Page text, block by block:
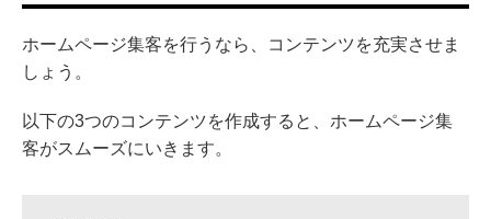
ホームページ集客を行うなら、コンテンツを充実させま
しょう。
以下の3つのコンテンツを作成すると、ホームページ集
客がスムーズにいきます。